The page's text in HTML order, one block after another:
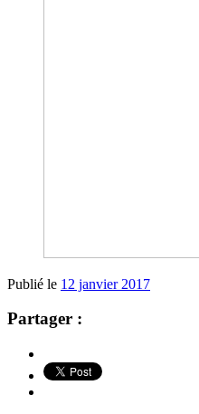
Publié le 12 janvier 2017
Partager :